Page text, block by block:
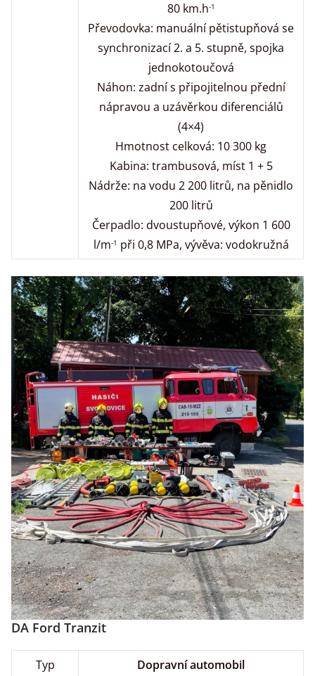
80 km.h-1
Převodovka: manuální pětistupňová se
synchronizací 2. a 5. stupně, spojka
jednokotoučová
Náhon: zadní s připojitelnou přední
nápravou a uzávěrkou diferenciálů
(4×4)
Hmotnost celková: 10 300 kg
Kabina: trambusová, míst 1 + 5
Nádrže: na vodu 2 200 litrů, na pěnidlo
200 litrů
Čerpadlo: dvoustupňové, výkon 1 600
l/m-1 při 0,8 MPa, vývěva: vodokružná
DA Ford Tranzit
Typ
Dopravní automobil